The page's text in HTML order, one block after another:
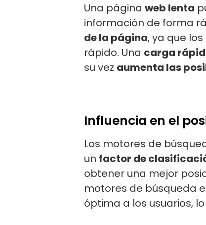
Una página web lenta
información de forma
de la página, ya que
rápido. Una carga
su vez aumenta las
Influencia en el
Los motores de
un factor de
obtener una mejor
motores de búsqueda
óptima a los usuarios,